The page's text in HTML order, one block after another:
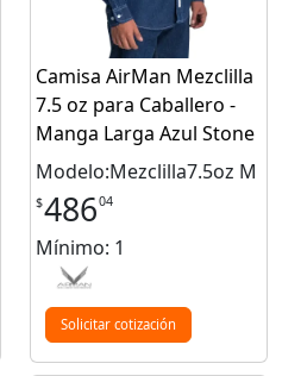
Camisa AirMan Mezclilla
7.5 oz para Caballero -
Manga Larga Azul Stone
Modelo:Mezclilla7.5oz M
$48604
Mínimo: 1
Solicitar cotización